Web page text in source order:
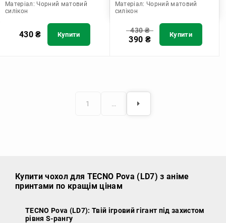
Матеріал: Чорний матовий
силікон
430₴ Купити
Матеріал: Чорний матовий
силікон
430₴
390 ₴ Купити
1 …
Купити чохол для TECNO Pova (LD7) з аніме
принтами по кращім цінам
TECNO Pova (LD7): Твій ігровий гігант під захистом
рівня S-рангу